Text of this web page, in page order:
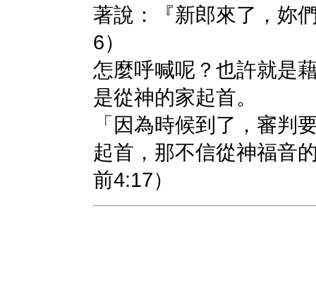
著說：『新郎來了，妳
6）
怎麼呼喊呢？也許就是
是從神的家起首。
「因為時候到了，審判
起首，那不信從神福音
前4:17）